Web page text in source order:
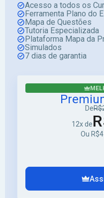
Acesso a todos os
Ferramenta Plano do
Mapa de Questões
Tutoria Especializada
Plataforma Mapa da
Simulados
7 dias de garantia
De
12x de
Ou